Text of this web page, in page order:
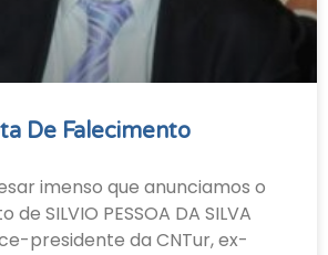
De Falecimento
imenso que anunciamos o
SILVIO PESSOA DA SILVA
presidente da CNTur, ex-